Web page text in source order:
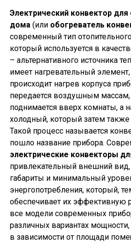
Электрический конвектор для
дома (или обогреватель
современный тип
который используется в
– альтернативного источника
имеет нагревательный элемент,
происходит нагрев корпуса
передается воздушным
поднимается вверх комнаты, а
холодный, который затем также
Такой процесс называется
пошло название прибора.
электрические конвекторы
привлекательный внешний
габариты и минимальный
энергопотребления, который,
обеспечивает их эффективную
все модели современных
различных вариантах мощности,
в зависимости от площади